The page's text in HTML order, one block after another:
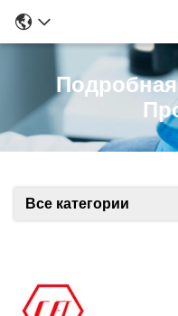
Все категории